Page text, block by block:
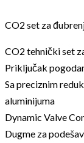
CO2 set za
CO2 tehnički set
Priključak
Sa preciznim
aluminijuma
Dynamic Valve
Dugme za